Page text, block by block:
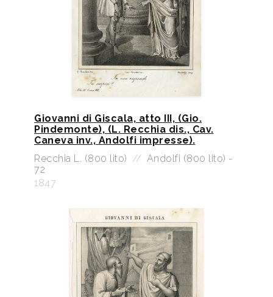
Giovanni di Giscala, atto III, (Gio.
Pindemonte), (L. Recchia dis., Cav.
Caneva inv., Andolfi impresse).
Recchia L. (800 lito) // Andolfi (800 lito) -
72
1847